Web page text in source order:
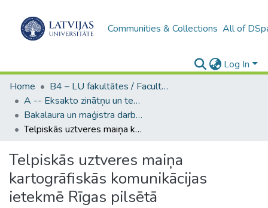
Communities & Collections All of
Log In
Home
B4 – LU fakultātes / Faculties of the UL
A -- Eksakto zinātņu un tehnoloģiju fakultāte / Faculty of Science and Technology
Bakalaura un maģistra darbi (EZTF) / Bachelor's and Master's theses
Telpiskās uztveres maiņa kartogrāfiskās komunikācijas ietekmē Rīgas pilsētā
Telpiskās uztveres maiņa
kartogrāfiskās komunikācijas
ietekmē Rīgas pilsētā